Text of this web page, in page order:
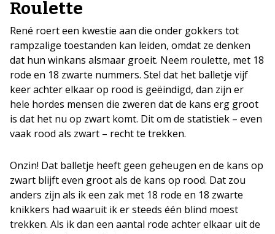
Roulette
René roert een kwestie aan die onder gokkers tot
rampzalige toestanden kan leiden, omdat ze denken
dat hun winkans alsmaar groeit. Neem roulette, met 18
rode en 18 zwarte nummers. Stel dat het balletje vijf
keer achter elkaar op rood is geëindigd, dan zijn er
hele hordes mensen die zweren dat de kans erg groot
is dat het nu op zwart komt. Dit om de statistiek – even
vaak rood als zwart – recht te trekken.
Onzin! Dat balletje heeft geen geheugen en de kans op
zwart blijft even groot als de kans op rood. Dat zou
anders zijn als ik een zak met 18 rode en 18 zwarte
knikkers had waaruit ik er steeds één blind moest
trekken. Als ik dan een aantal rode achter elkaar uit de